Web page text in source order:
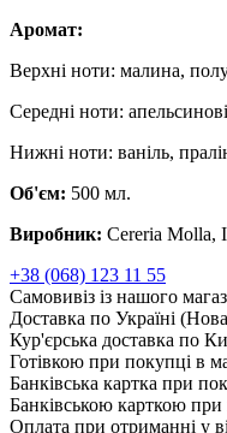
Аромат:
Верхні ноти: малина,
Середні ноти:
Нижні ноти: ваніль,
Об'єм: 500 мл.
Виробник: Cereria Molla,
+38 (068) 123 11 55
Самовивіз із нашого
Доставка по Україні
Кур'єрська доставка по
Готівкою при покупці в
Банківська картка при
Банківською карткою
Оплата при отриманні у